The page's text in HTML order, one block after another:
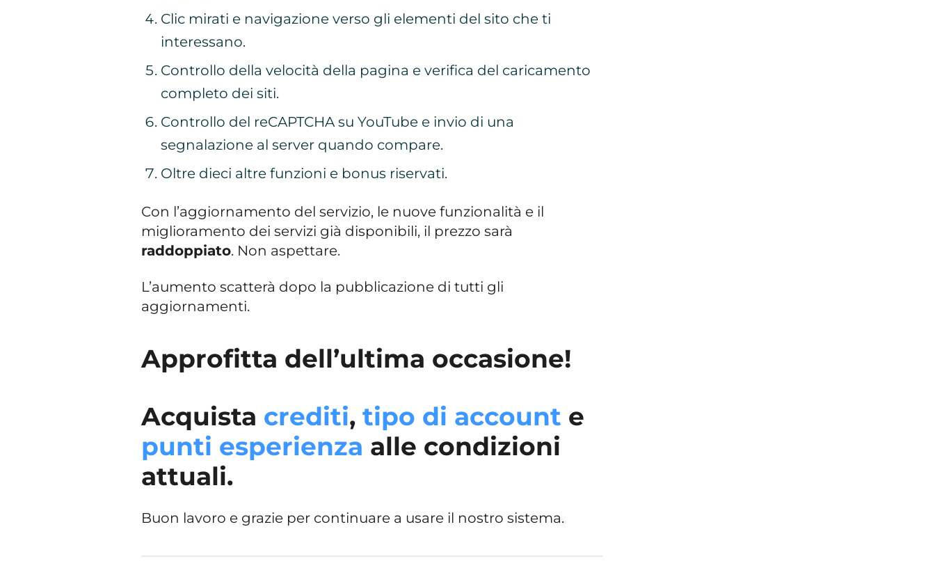
Clic mirati e navigazione verso gli elementi del sito che ti
interessano.
Controllo della velocità della pagina e verifica del caricamento
completo dei siti.
Controllo del reCAPTCHA su YouTube e invio di una
segnalazione al server quando compare.
Oltre dieci altre funzioni e bonus riservati.
Con l’aggiornamento del servizio, le nuove funzionalità e il
miglioramento dei servizi già disponibili, il prezzo sarà
raddoppiato. Non aspettare.
L’aumento scatterà dopo la pubblicazione di tutti gli
aggiornamenti.
Approfitta dell’ultima occasione!
Acquista crediti,tipo di account e
punti esperienza alle condizioni
attuali.
Buon lavoro e grazie per continuare a usare il nostro sistema.